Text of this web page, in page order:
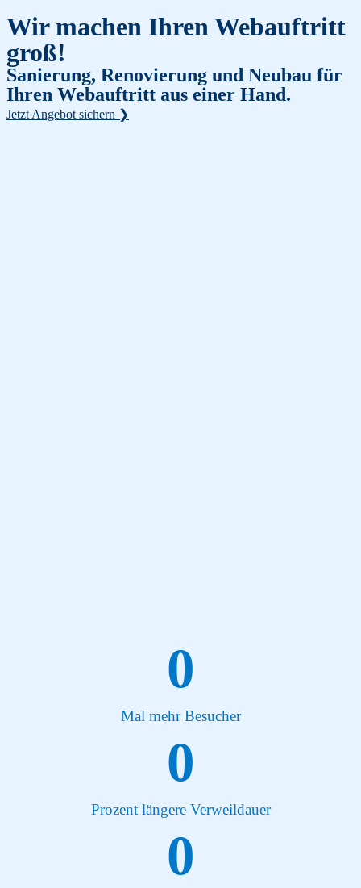
Wir machen Ihren Webauftritt
groß!
Sanierung, Renovierung und Neubau für
Ihren Webauftritt aus einer Hand.
Jetzt Angebot sichern ❯
0
Mal mehr Besucher
0
Prozent längere Verweildauer
0